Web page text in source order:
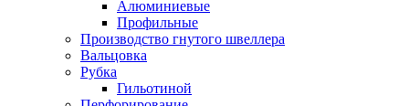
Алюминиевые
Профильные
Производство гнутого швеллера
Вальцовка
Рубка
Гильотиной